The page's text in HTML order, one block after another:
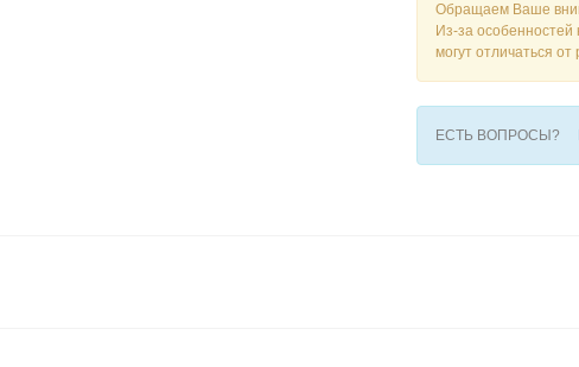
Обращаем Ваше
Из-за особенностей
могут отличаться
ЕСТЬ ВОПРОСЫ?